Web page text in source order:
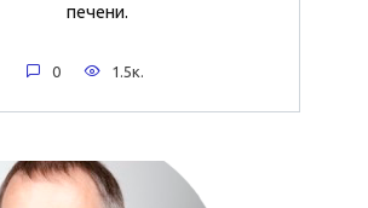
печени.
0 1.5к.